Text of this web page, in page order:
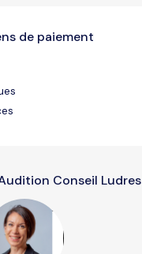
de paiement
Conseil Ludres